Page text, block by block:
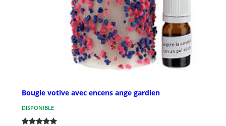
Bougie votive avec encens ange gardien
DISPONIBLE